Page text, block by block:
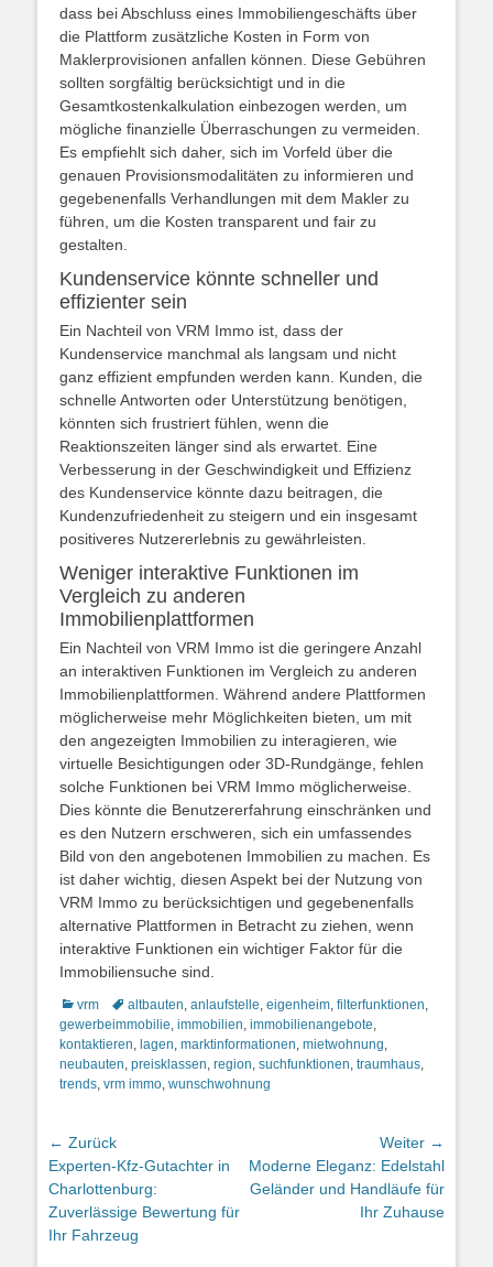
dass bei Abschluss eines Immobiliengeschäfts über
die Plattform zusätzliche Kosten in Form von
Maklerprovisionen anfallen können. Diese Gebühren
sollten sorgfältig berücksichtigt und in die
Gesamtkostenkalkulation einbezogen werden, um
mögliche finanzielle Überraschungen zu vermeiden.
Es empfiehlt sich daher, sich im Vorfeld über die
genauen Provisionsmodalitäten zu informieren und
gegebenenfalls Verhandlungen mit dem Makler zu
führen, um die Kosten transparent und fair zu
gestalten.
Kundenservice könnte schneller und
effizienter sein
Ein Nachteil von VRM Immo ist, dass der
Kundenservice manchmal als langsam und nicht
ganz effizient empfunden werden kann. Kunden, die
schnelle Antworten oder Unterstützung benötigen,
könnten sich frustriert fühlen, wenn die
Reaktionszeiten länger sind als erwartet. Eine
Verbesserung in der Geschwindigkeit und Effizienz
des Kundenservice könnte dazu beitragen, die
Kundenzufriedenheit zu steigern und ein insgesamt
positiveres Nutzererlebnis zu gewährleisten.
Weniger interaktive Funktionen im
Vergleich zu anderen
Immobilienplattformen
Ein Nachteil von VRM Immo ist die geringere Anzahl
an interaktiven Funktionen im Vergleich zu anderen
Immobilienplattformen. Während andere Plattformen
möglicherweise mehr Möglichkeiten bieten, um mit
den angezeigten Immobilien zu interagieren, wie
virtuelle Besichtigungen oder 3D-Rundgänge, fehlen
solche Funktionen bei VRM Immo möglicherweise.
Dies könnte die Benutzererfahrung einschränken und
es den Nutzern erschweren, sich ein umfassendes
Bild von den angebotenen Immobilien zu machen. Es
ist daher wichtig, diesen Aspekt bei der Nutzung von
VRM Immo zu berücksichtigen und gegebenenfalls
alternative Plattformen in Betracht zu ziehen, wenn
interaktive Funktionen ein wichtiger Faktor für die
Immobiliensuche sind.
Kategorien
vrm Schlagworte
altbauten, anlaufstelle, eigenheim, filterfunktionen,
gewerbeimmobilie, immobilien, immobilienangebote,
kontaktieren, lagen, marktinformationen, mietwohnung,
neubauten, preisklassen, region, suchfunktionen, traumhaus,
trends, vrm immo, wunschwohnung
Beitragsnavigation
← Zurück
Vorheriger
Beitrag:
Experten-Kfz-Gutachter in
Charlottenburg:
Zuverlässige Bewertung für
Ihr Fahrzeug
Weiter →
Nächster
Beitrag:
Moderne Eleganz: Edelstahl
Geländer und Handläufe für
Ihr Zuhause